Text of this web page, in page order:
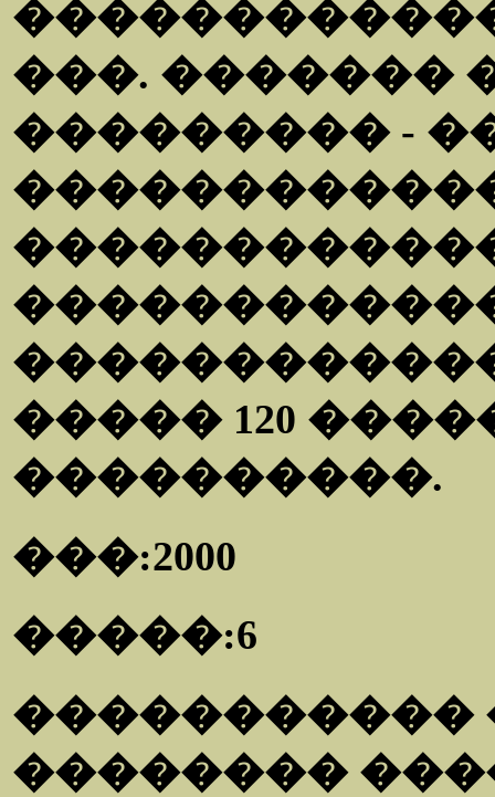
���. �������
��������� -
����� 120
����������.
���:2000
�����:6
�����������
��������